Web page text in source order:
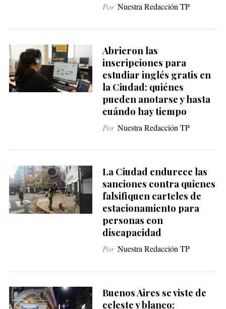
Por Nuestra Redacción TP
Abrieron las
inscripciones para
estudiar inglés gratis en
la Ciudad: quiénes
pueden anotarse y hasta
cuándo hay tiempo
Por Nuestra Redacción TP
La Ciudad endurece las
sanciones contra quienes
falsifiquen carteles de
estacionamiento para
personas con
discapacidad
Por Nuestra Redacción TP
Buenos Aires se viste de
celeste y blanco: